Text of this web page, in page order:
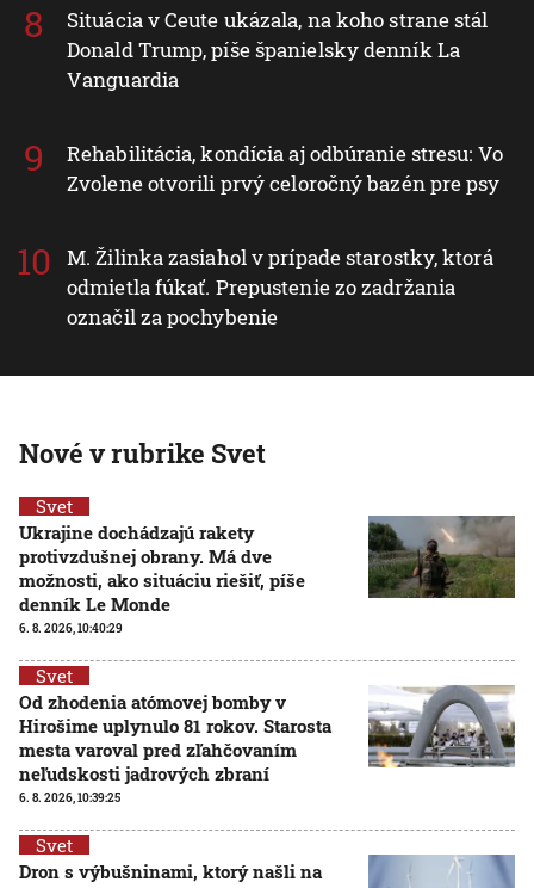
Situácia v Ceute ukázala, na koho strane stál
Donald Trump, píše španielsky denník La
Vanguardia
Rehabilitácia, kondícia aj odbúranie stresu: Vo
Zvolene otvorili prvý celoročný bazén pre psy
M. Žilinka zasiahol v prípade starostky, ktorá
odmietla fúkať. Prepustenie zo zadržania
označil za pochybenie
Nové v rubrike Svet
Svet
Ukrajine dochádzajú rakety
protivzdušnej obrany. Má dve
možnosti, ako situáciu riešiť, píše
denník Le Monde
6. 8. 2026, 10:40:29
Svet
Od zhodenia atómovej bomby v
Hirošime uplynulo 81 rokov. Starosta
mesta varoval pred zľahčovaním
neľudskosti jadrových zbraní
6. 8. 2026, 10:39:25
Svet
Dron s výbušninami, ktorý našli na